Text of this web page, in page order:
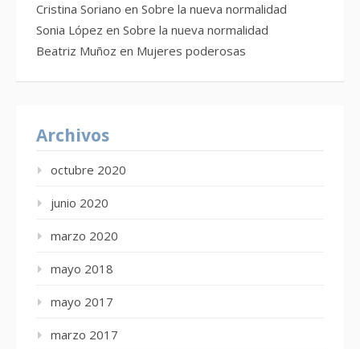
Cristina Soriano en Sobre la nueva normalidad
Sonia López en Sobre la nueva normalidad
Beatriz Muñoz en Mujeres poderosas
Archivos
octubre 2020
junio 2020
marzo 2020
mayo 2018
mayo 2017
marzo 2017